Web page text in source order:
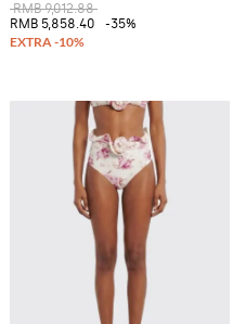
RMB 9,012.88
RMB 5,858.40
-35%